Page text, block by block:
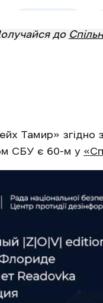
до
Тамир» згідно з
СБУ є 60-м у